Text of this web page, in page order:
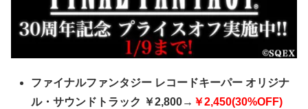
ファイナルファンタジー レコードキーパー オリジナ
ル・サウンドトラック ￥2,800→ ￥2,450(30%OFF)